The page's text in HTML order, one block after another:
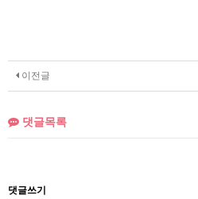
이전글
댓글목록
댓글쓰기